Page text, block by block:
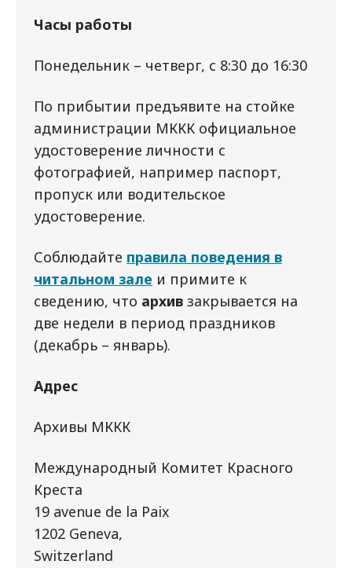
Часы работы
Понедельник – четверг, с 8:30 до 16:30
По прибытии предъявите на стойке
администрации МККК официальное
удостоверение личности с
фотографией, например паспорт,
пропуск или водительское
удостоверение.
Соблюдайте правила поведения в
читальном зале и примите к
сведению, что архив закрывается на
две недели в период праздников
(декабрь – январь).
Адрес
Архивы МККК
Международный Комитет Красного
Креста
19 avenue de la Paix
1202 Geneva,
Switzerland